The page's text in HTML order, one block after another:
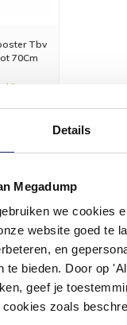
Details
Megadump
we cookies
website goed te
en
te bieden. Door op
geef je
zoals
Tbv
70Cm
in de kracht van